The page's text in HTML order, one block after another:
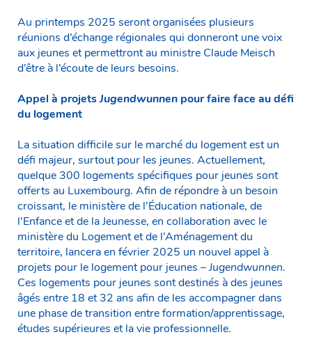
Au printemps 2025 seront organisées plusieurs
réunions d’échange régionales qui donneront une voix
aux jeunes et permettront au ministre Claude Meisch
d’être à l’écoute de leurs besoins.
Appel à projetsJugendwunnen pour faire face au défi
du logement
La situation difficile sur le marché du logement est un
défi majeur, surtout pour les jeunes. Actuellement,
quelque 300 logements spécifiques pour jeunes sont
offerts au Luxembourg. Afin de répondre à un besoin
croissant, le ministère de l’Éducation nationale, de
l’Enfance et de la Jeunesse, en collaboration avec le
ministère du Logement et de l’Aménagement du
territoire, lancera en février 2025 un nouvel appel à
projets pour le logement pour jeunes –Jugendwunnen.
Ces logements pour jeunes sont destinés à des jeunes
âgés entre 18 et 32 ans afin de les accompagner dans
une phase de transition entre formation/apprentissage,
études supérieures et la vie professionnelle.